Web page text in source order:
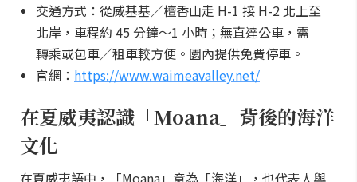
交通方式：從威基基／檀香山走 H-1 接 H-2 北上至
北岸，車程約 45 分鐘～1 小時；無直達公車，需
轉乘或包車／租車較方便。園內提供免費停車。
官網： https://www.waimeavalley.net/
在夏威夷認識「Moana」背後的海洋
文化
在夏威夷語中，「Moana」意為「海洋」，也代表人與